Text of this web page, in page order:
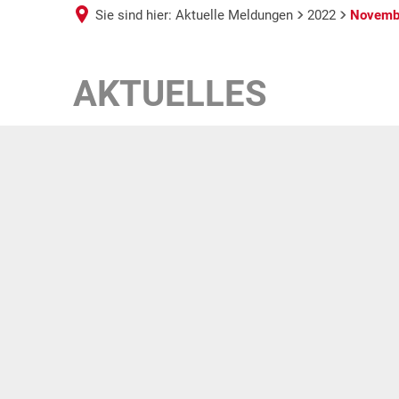
Sie sind hier: Aktuelle Meldungen 2022
November
AKTUELLES